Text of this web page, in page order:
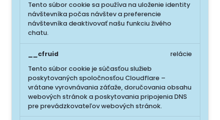
Tento súbor cookie sa používa na uloženie identity
návštevníka počas návštev a preferencie
návštevníka deaktivovať našu funkciu živého
chatu.
__cfruid
Tento súbor cookie je súčasťou služieb
poskytovaných spoločnosťou Cloudflare –
vrátane vyrovnávania záťaže, doručovania obsahu
webových stránok a poskytovania pripojenia DNS
pre prevádzkovateľov webových stránok.
relácie